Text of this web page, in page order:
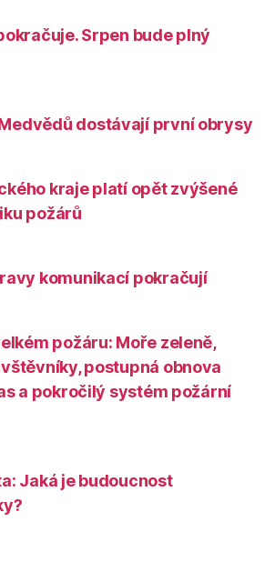
Srpen bude plný
dostávají první obrysy
kraje platí opět zvýšené
požárů
komunikací pokračují
požáru: Moře zeleně,
postupná obnova
a pokročilý systém požární
Jaká je budoucnost